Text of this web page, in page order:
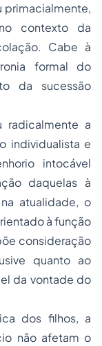
primacialmente,
contexto da
Cabe à
formal do
da sucessão
radicalmente a
individualista e
intocável
daquelas à
atualidade, o
à função
consideração
quanto ao
da vontade do
dos filhos, a
não afetam o